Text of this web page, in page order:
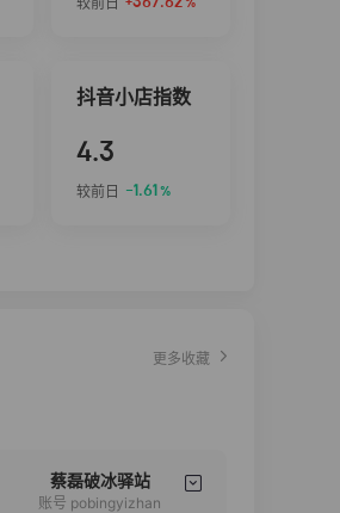
%
抖音小店指数
4.3
较前日 -1.61 %
更多收藏
蔡磊破冰驿站
账号 pobingyizhan